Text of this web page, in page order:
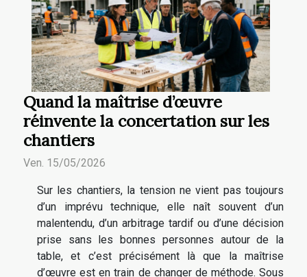
Quand la maîtrise d’œuvre
réinvente la concertation sur les
chantiers
Ven. 15/05/2026
Sur les chantiers, la tension ne vient pas toujours
d’un imprévu technique, elle naît souvent d’un
malentendu, d’un arbitrage tardif ou d’une décision
prise sans les bonnes personnes autour de la
table, et c’est précisément là que la maîtrise
d’œuvre est en train de changer de méthode. Sous